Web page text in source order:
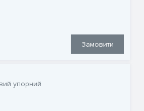
Замовити
упорний